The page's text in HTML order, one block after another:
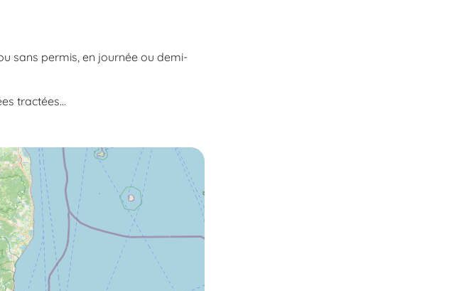
sans permis, en journée ou demi-
tractées…